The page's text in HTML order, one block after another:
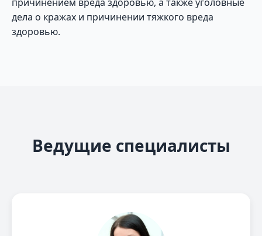
дела о кражах и причинении тяжкого вреда
здоровью.
Ведущие специалисты